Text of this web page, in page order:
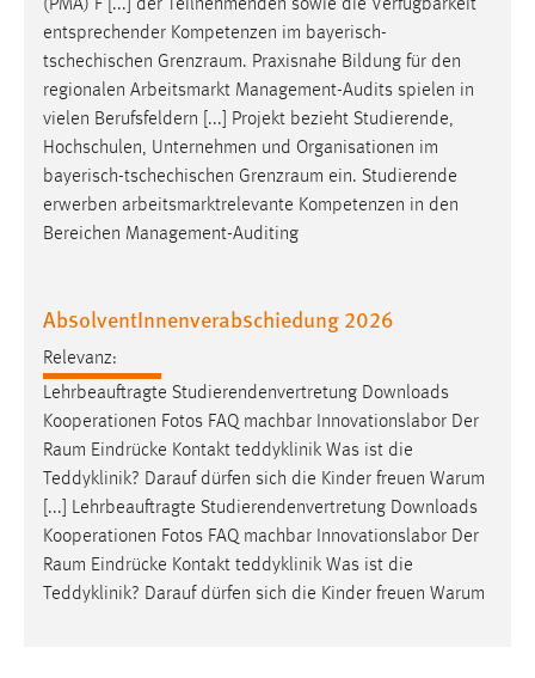
(PMA) F [...] der Teilnehmenden sowie die Verfügbarkeit
entsprechender Kompetenzen im bayerisch-
tschechischen Grenzraum. Praxisnahe Bildung für den
regionalen Arbeitsmarkt Management-Audits spielen in
vielen Berufsfeldern [...] Projekt bezieht Studierende,
Hochschulen, Unternehmen und Organisationen im
bayerisch-tschechischen Grenzraum ein. Studierende
erwerben arbeitsmarktrelevante Kompetenzen in den
Bereichen Management-Auditing
AbsolventInnenverabschiedung 2026
Relevanz:
Lehrbeauftragte Studierendenvertretung Downloads
Kooperationen Fotos FAQ machbar Innovationslabor Der
Raum Eindrücke Kontakt teddyklinik Was ist die
Teddyklinik? Darauf dürfen sich die Kinder freuen Warum
[...] Lehrbeauftragte Studierendenvertretung Downloads
Kooperationen Fotos FAQ machbar Innovationslabor Der
Raum Eindrücke Kontakt teddyklinik Was ist die
Teddyklinik? Darauf dürfen sich die Kinder freuen Warum